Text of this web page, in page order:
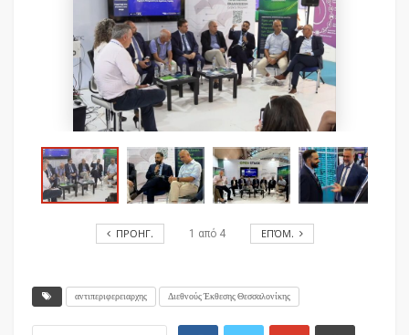
ΠΡΟΗΓ. 1 από 4 ΕΠΌΜ.
αντιπεριφερειαρχης Διεθνούς Έκθεσης Θεσσαλονίκης